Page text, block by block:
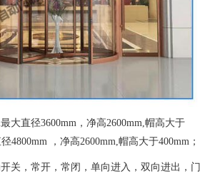
大直径3600mm，净高2600mm,帽高大于
4800mm ，净高2600mm,帽高大于400mm；
关，常开，常闭，单向进入，双向进出，门